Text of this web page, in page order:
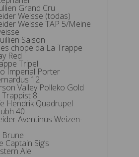
Grand Cru
Weisse (todas)
Weisse TAP 5/Meine
Saison
chope da La Trappe
Red
Tripel
Imperial Porter
12
Valley Polleko Gold
Trappist 8
Hendrik Quadrupel
40
Aventinus Weizen-
Brune
Captain Sig’s
Ale